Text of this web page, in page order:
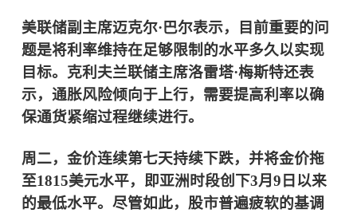
美联储副主席迈克尔·巴尔表示，目前重要的问
题是将利率维持在足够限制的水平多久以实现
目标。克利夫兰联储主席洛雷塔·梅斯特还表
示，通胀风险倾向于上行，需要提高利率以确
保通货紧缩过程继续进行。
周二，金价连续第七天持续下跌，并将金价拖
至1815美元水平，即亚洲时段创下3月9日以来
的最低水平。尽管如此，股市普遍疲软的基调